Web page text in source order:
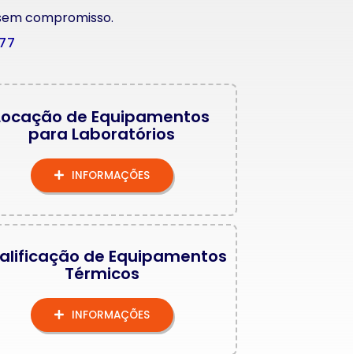
compromisso.
de Equipamentos
para Laboratórios
INFORMAÇÕES
de Equipamentos
Térmicos
INFORMAÇÕES